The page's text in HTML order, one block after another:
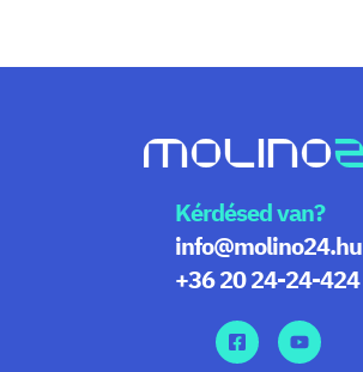
Kérdésed van?
info@molino24.hu
+36 20 24-24-424